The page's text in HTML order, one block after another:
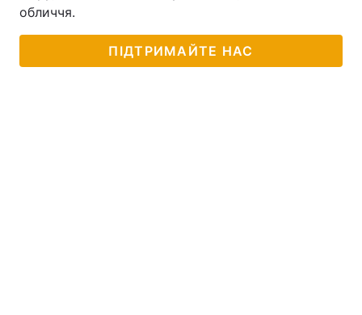
обличчя.
ПІДТРИМАЙТЕ НАС